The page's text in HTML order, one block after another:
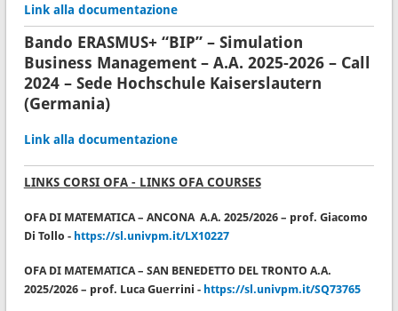
Link alla documentazione
Bando ERASMUS+ “BIP” – Simulation
Business Management – A.A. 2025-2026 – Call
2024 – Sede Hochschule Kaiserslautern
(Germania)
Link alla documentazione
LINKS CORSI OFA - LINKS OFA COURSES
OFA DI MATEMATICA – ANCONA A.A. 2025/2026 – prof. Giacomo
Di Tollo - https://sl.univpm.it/LX10227
OFA DI MATEMATICA – SAN BENEDETTO DEL TRONTO A.A.
2025/2026 – prof. Luca Guerrini - https://sl.univpm.it/SQ73765